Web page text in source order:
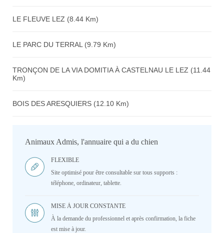
LE FLEUVE LEZ (8.44 Km)
LE PARC DU TERRAL (9.79 Km)
TRONÇON DE LA VIA DOMITIA À CASTELNAU LE LEZ (11.44
Km)
BOIS DES ARESQUIERS (12.10 Km)
Animaux Admis, l'annuaire qui a du chien
FLEXIBLE
Site optimisé pour être consultable sur tous supports :
téléphone, ordinateur, tablette.
MISE À JOUR CONSTANTE
À la demande du professionnel et après confirmation, la fiche
est mise à jour.